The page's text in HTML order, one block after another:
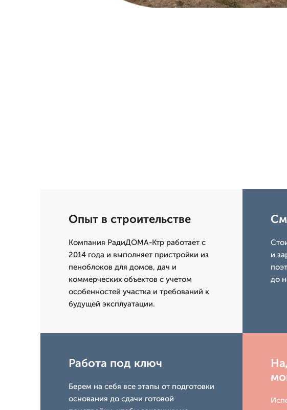
Опыт в строительстве
Компания РадиДОМА-Ктр работает с
2014 года и выполняет пристройки из
пеноблоков для домов, дач и
коммерческих объектов с учетом
особенностей участка и требований к
будущей эксплуатации.
и
до
Работа под ключ
Берем на себя все этапы от подготовки
основания до сдачи готовой